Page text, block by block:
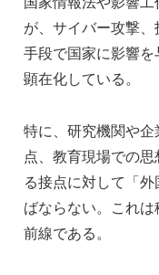
が、サイバー攻撃
手段で国家に影響
顕在化している。
特に、研究機関や
点、教育現場での
る接点に対して「
ばならない。これ
前線である。